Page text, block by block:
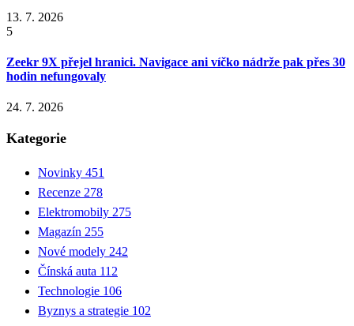
13. 7. 2026
5
Zeekr 9X přejel hranici. Navigace ani víčko nádrže pak přes 30
hodin nefungovaly
24. 7. 2026
Kategorie
Novinky 451
Recenze 278
Elektromobily 275
Magazín 255
Nové modely 242
Čínská auta 112
Technologie 106
Byznys a strategie 102